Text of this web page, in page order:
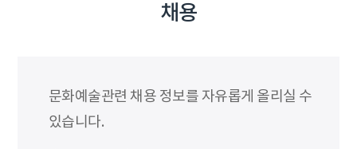
채용
문화예술관련 채용 정보를 자유롭게 올리실 수
있습니다.